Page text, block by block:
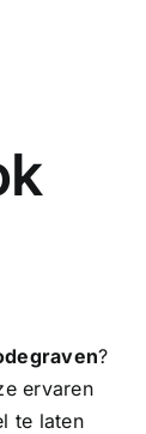
?
ervaren
te laten